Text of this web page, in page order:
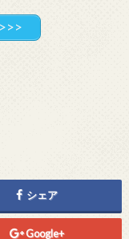
シェア
Google+